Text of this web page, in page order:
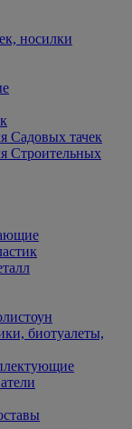
носилки
Садовых тачек
Строительных
биотуалеты,